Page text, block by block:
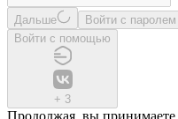
Дальше
Войти с паролем
Войти с помощью
+ 3
Продолжая, вы принимаете